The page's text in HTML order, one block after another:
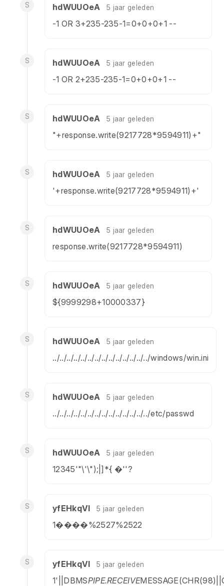
S hdWUUOeA 5 jaar geleden
-1 OR 3+235-235-1=0+0+0+1 --
S hdWUUOeA 5 jaar geleden
-1 OR 2+235-235-1=0+0+0+1 --
S hdWUUOeA 5 jaar geleden
"+response.write(9217728*9594911)+"
S hdWUUOeA 5 jaar geleden
'+response.write(9217728*9594911)+'
S hdWUUOeA 5 jaar geleden
response.write(9217728*9594911)
S hdWUUOeA 5 jaar geleden
${9999298+10000337}
S hdWUUOeA 5 jaar geleden
../../../../../../../../../../../../../../windows/win.ini
S hdWUUOeA 5 jaar geleden
../../../../../../../../../../../../../../etc/passwd
S hdWUUOeA 5 jaar geleden
12345'"\'\");|]*{ �''?
S yfEHkqVl 5 jaar geleden
1����%2527%2522
S yfEHkqVl 5 jaar geleden
1'||DBMSPIPE.RECEIVE